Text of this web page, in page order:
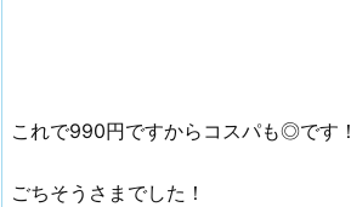
これで990円ですからコスパも◎です！
ごちそうさまでした！